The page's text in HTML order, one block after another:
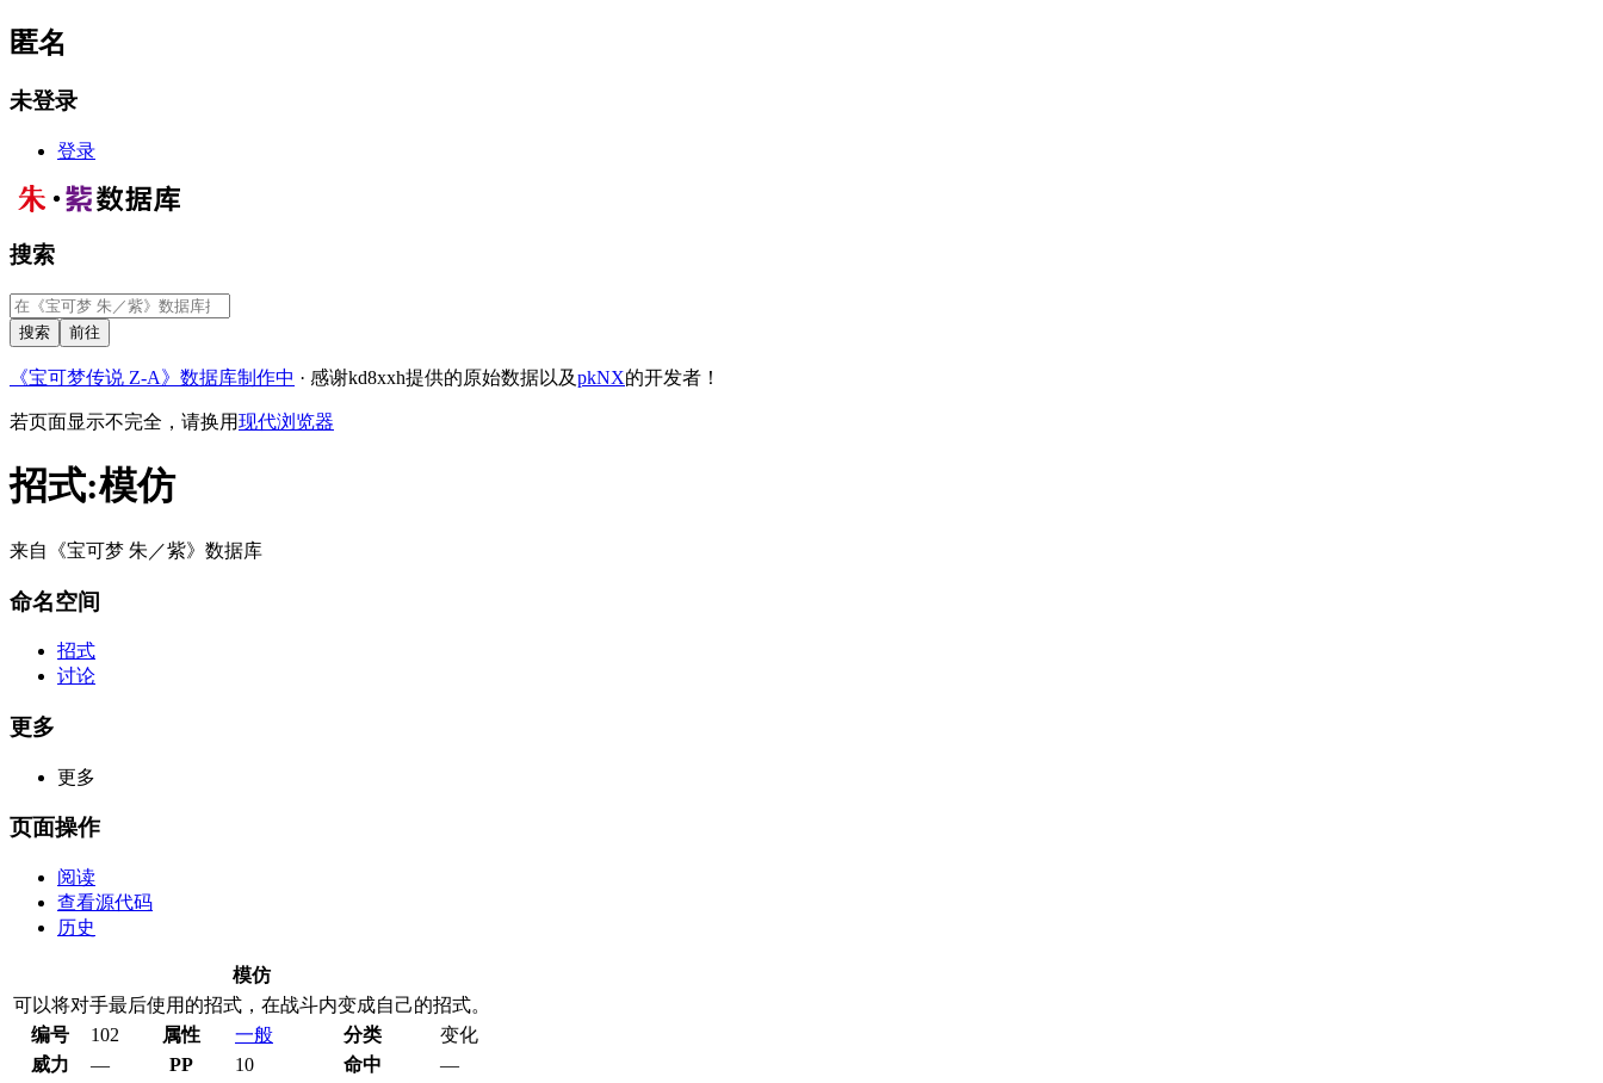
匿名
未登录
登录
搜索
《宝可梦传说 Z-A》数据库制作中 · 感谢kd8xxh提供的原始数据以及pkNX的开发者！
若页面显示不完全，请换用现代浏览器
招式:模仿
来自《宝可梦 朱／紫》数据库
命名空间
招式
讨论
更多
更多
页面操作
阅读
查看源代码
历史
模仿
可以将对手最后使用的招式，在战斗内变成自己的招式。
编号
102 属性 一般 分类
变化
威力
— PP 10 命中
—